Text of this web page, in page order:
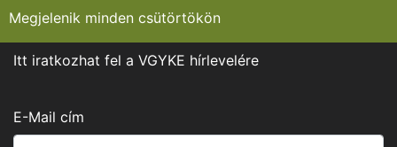
Megjelenik minden csütörtökön
Itt iratkozhat fel a VGYKE hírlevelére
E-Mail cím